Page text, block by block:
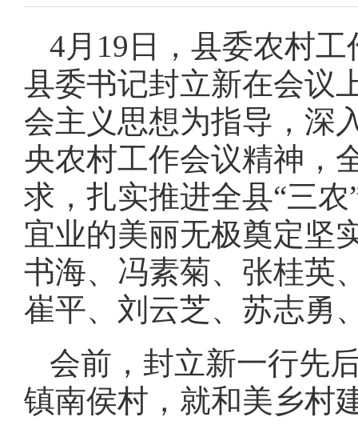
4月19日，县委农村
县委书记封立新在会议
会主义思想为指导，深
央农村工作会议精神，
求，扎实推进全县“三
宜业的美丽无极奠定坚
书海、冯素菊、张桂英
崔平、刘云芝、苏志勇
会前，封立新一行先
镇南侯村，就和美乡村